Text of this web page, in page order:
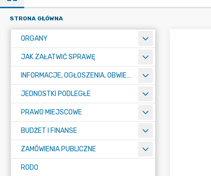
STRONA GŁÓWNA
ORGANY
JAK ZAŁATWIĆ SPRAWĘ
INFORMACJE, OGŁOSZENIA, OBWIESZCZENIA
JEDNOSTKI PODLEGŁE
PRAWO MIEJSCOWE
BUDŻET I FINANSE
ZAMÓWIENIA PUBLICZNE
RODO